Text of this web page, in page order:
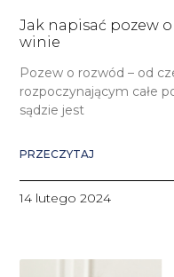
Jak napisać pozew
winie
Pozew o rozwód – od
rozpoczynającym całe
sądzie jest
PRZECZYTAJ
14 lutego 2024